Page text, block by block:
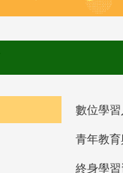
數位學習
青年教
終身學